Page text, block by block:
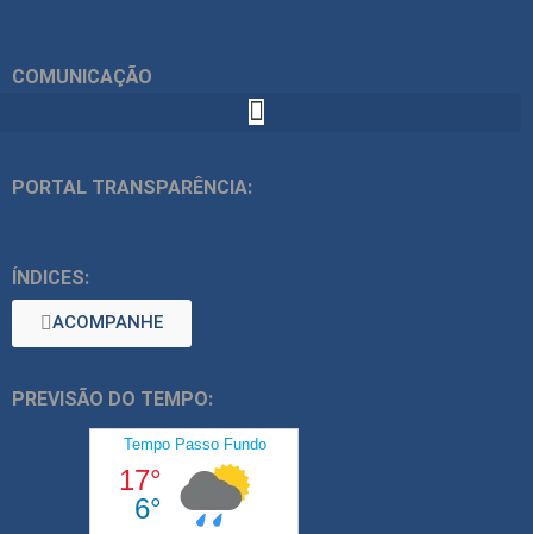
COMUNICAÇÃO
PORTAL TRANSPARÊNCIA:
ÍNDICES:
ACOMPANHE
PREVISÃO DO TEMPO: